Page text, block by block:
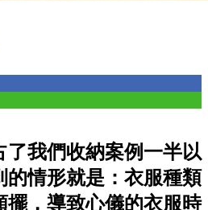
了我們收納案例一半以
的情形就是：衣服種類
擺，導致心儀的衣服時